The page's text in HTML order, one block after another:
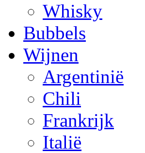
Whisky
Bubbels
Wijnen
Argentinië
Chili
Frankrijk
Italië